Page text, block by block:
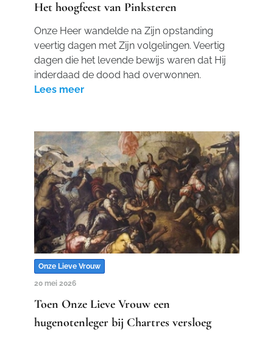
Het hoogfeest van Pinksteren
Onze Heer wandelde na Zijn opstanding
veertig dagen met Zijn volgelingen. Veertig
dagen die het levende bewijs waren dat Hij
inderdaad de dood had overwonnen.
Lees meer
Onze Lieve Vrouw
20 mei 2026
Toen Onze Lieve Vrouw een
hugenotenleger bij Chartres versloeg